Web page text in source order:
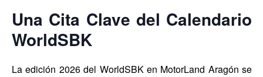
Una Cita Clave del Calendario
WorldSBK
La edición 2026 del WorldSBK en MotorLand Aragón se